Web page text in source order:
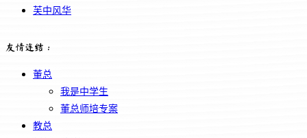
芙中风华
友情连结：
董总
我是中学生
董总师培专案
教总